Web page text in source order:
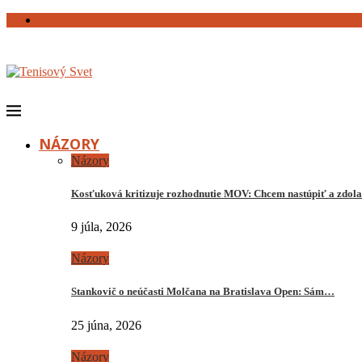
NÁZORY
Názory
Kosťuková kritizuje rozhodnutie MOV: Chcem nastúpiť a
9 júla, 2026
Názory
Stankovič o neúčasti Molčana na Bratislava Open: Sám…
25 júna, 2026
Názory